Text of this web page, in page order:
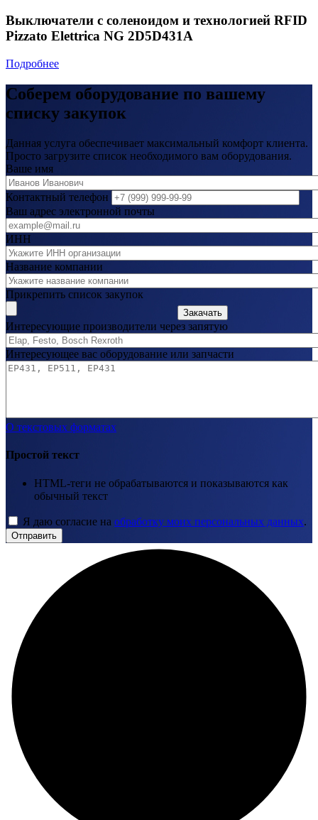
Выключатели с соленоидом и технологией RFID
Pizzato Elettrica NG 2D5D431A
Подробнее
Соберем оборудование по вашему
списку закупок
Данная услуга обеспечивает максимальный комфорт клиента.
Просто загрузите список необходимого вам оборудования.
Ваше имя
Контактный телефон
Ваш адрес электронной почты
ИНН
Название компании
Прикрепить список закупок
Закачать
Интересующие производители через запятую
Интересующее вас оборудование или запчасти
О текстовых форматах
Простой текст
HTML-теги не обрабатываются и показываются как
обычный текст
Я даю согласие на обработку моих персональных данных.
Отправить